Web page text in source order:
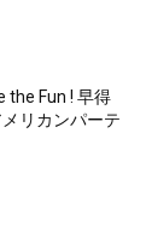
the Fun ! 早得
リカンパーテ